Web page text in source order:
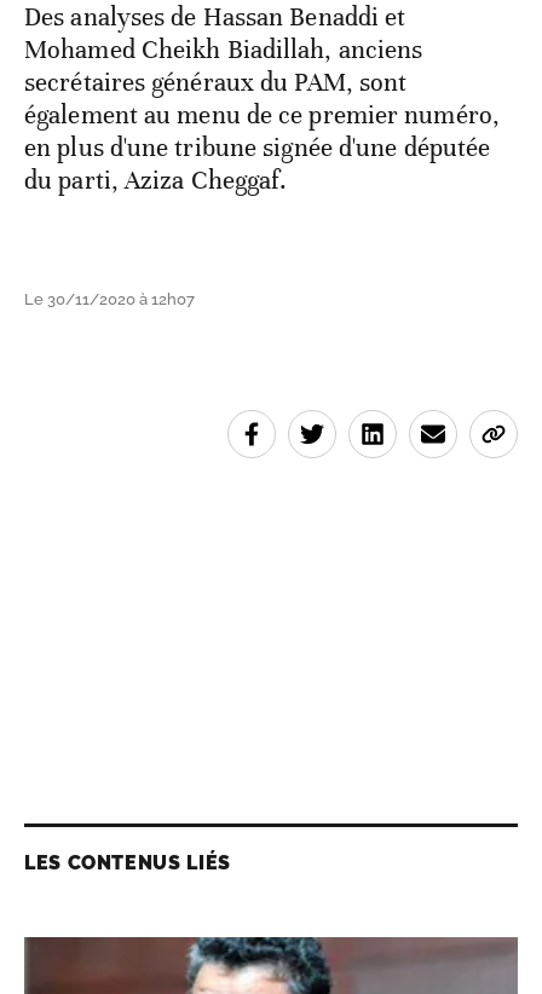
Des analyses de Hassan Benaddi et
Mohamed Cheikh Biadillah, anciens
secrétaires généraux du PAM, sont
également au menu de ce premier numéro,
en plus d'une tribune signée d'une députée
du parti, Aziza Cheggaf.
Le 30/11/2020 à 12h07
LES CONTENUS LIÉS